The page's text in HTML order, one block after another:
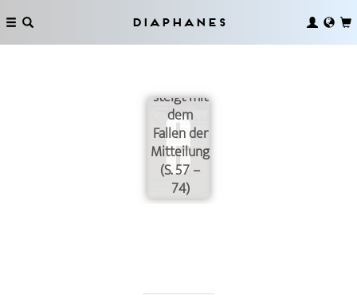
Diaphanes
W.
Adorno:
steigt mit
dem
Fallen der
Mitteilung.«
(S. 57 –
74)